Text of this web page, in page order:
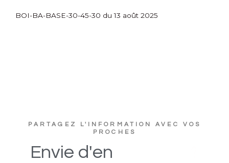
BOI-BA-BASE-30-45-30 du 13 août 2025
PARTAGEZ L'INFORMATION AVEC VOS
PROCHES
Envie d'en